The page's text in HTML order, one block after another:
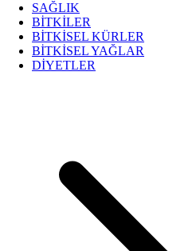
SAĞLIK
BİTKİLER
BİTKİSEL KÜRLER
BİTKİSEL YAĞLAR
DİYETLER